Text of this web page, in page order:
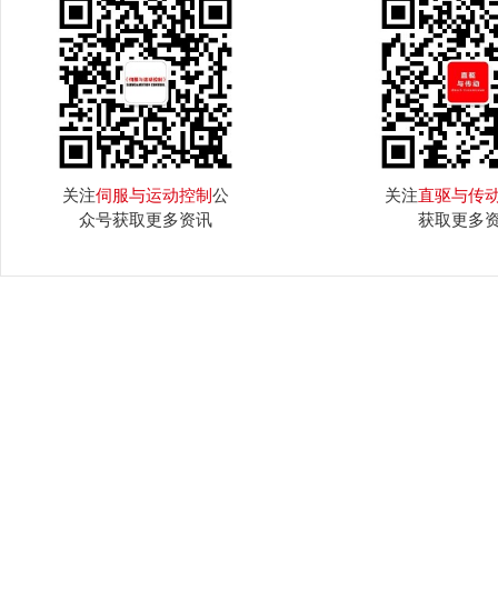
关注伺服与运动控制公
众号获取更多资讯
关注直驱与传
获取更多